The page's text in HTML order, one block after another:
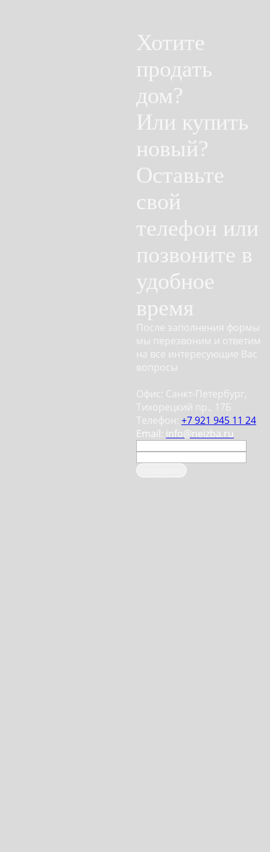
Хотите
продать
дом?
Или купить
новый?
Оставьте
свой
телефон или
позвоните в
удобное
время
После заполнения формы
мы перезвоним и ответим
на все интересующие Вас
вопросы
Офис: Санкт-Петербург,
Тихорецкий пр., 17Б
Телефон: +7 921 945 11 24
Email: info@neizba.ru